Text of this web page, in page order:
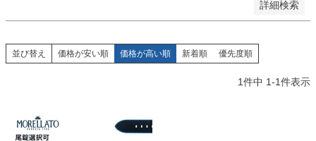
詳細検索
並び替え 価格が安い順 価格が高い順 新着順 優先度順
1件中 1-1件表示